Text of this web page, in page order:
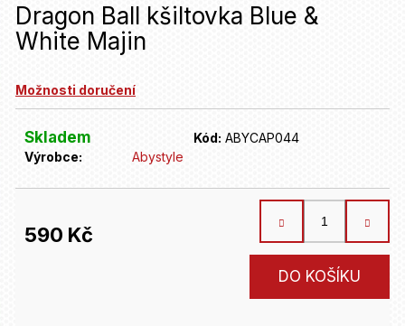
Dragon Ball kšiltovka Blue &
White Majin
Možnosti doručení
Skladem Kód: ABYCAP044
Výrobce:
Abystyle
590 Kč
DO KOŠÍKU
n
a
í
?